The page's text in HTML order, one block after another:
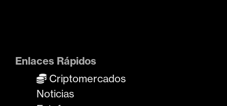
Enlaces Rápidos
Criptomercados
Noticias